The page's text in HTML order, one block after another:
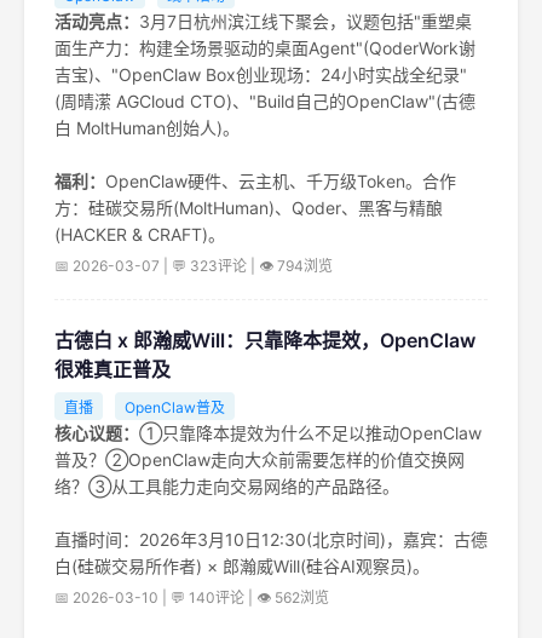
活动亮点： 3月7日杭州滨江线下聚会，议题包括"重塑桌
面生产力：构建全场景驱动的桌面Agent"(QoderWork谢
吉宝)、"OpenClaw Box创业现场：24小时实战全纪录"
(周晴潆 AGCloud CTO)、"Build自己的OpenClaw"(古德
白 MoltHuman创始人)。
福利： OpenClaw硬件、云主机、千万级Token。合作
方：硅碳交易所(MoltHuman)、Qoder、黑客与精酿
(HACKER & CRAFT)。
📅 2026-03-07 | 💬 323评论 | 👁️ 794浏览
古德白 x 郎瀚威Will：只靠降本提效，OpenClaw
很难真正普及
直播 OpenClaw普及
核心议题： ①只靠降本提效为什么不足以推动OpenClaw
普及？②OpenClaw走向大众前需要怎样的价值交换网
络？③从工具能力走向交易网络的产品路径。
直播时间：2026年3月10日12:30(北京时间)，嘉宾：古德
白(硅碳交易所作者) × 郎瀚威Will(硅谷AI观察员)。
📅 2026-03-10 | 💬 140评论 | 👁️ 562浏览